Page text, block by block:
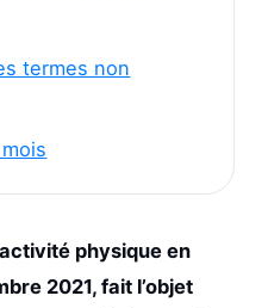
termes non
physique en
2021, fait l’objet